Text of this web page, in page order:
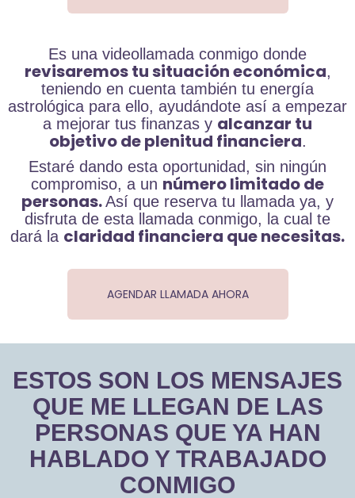
Es una videollamada conmigo donde
revisaremos tu situación económica,
teniendo en cuenta también tu energía
astrológica para ello, ayudándote así a empezar
a mejorar tus finanzas y alcanzar tu
objetivo de plenitud financiera.
Estaré dando esta oportunidad, sin ningún
compromiso, a un número limitado de
personas.Así que reserva tu llamada ya, y
disfruta de esta llamada conmigo, la cual te
dará la claridad financiera que necesitas.
AGENDAR LLAMADA AHORA
ESTOS SON LOS MENSAJES
QUE ME LLEGAN DE LAS
PERSONAS QUE YA HAN
HABLADO Y TRABAJADO
CONMIGO